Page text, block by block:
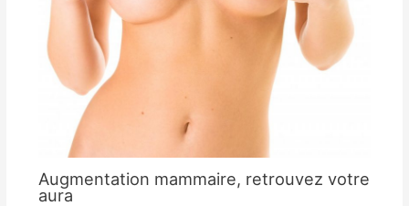
Augmentation mammaire, retrouvez votre
aura